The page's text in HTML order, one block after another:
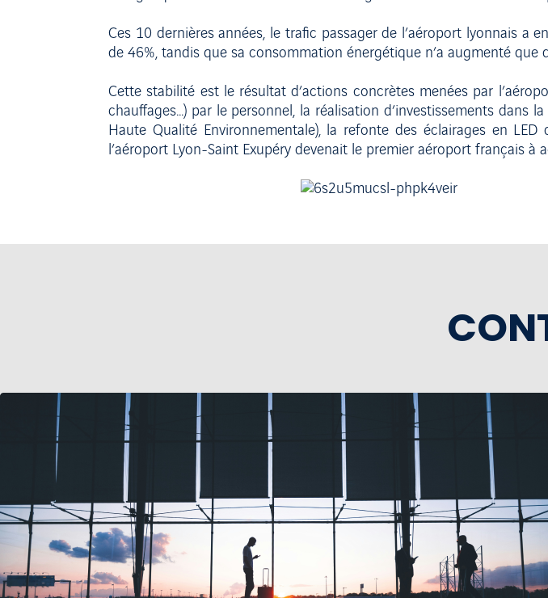
Ces 10 dernières années, le trafic passager de l’aéroport lyonnais
de 46%, tandis que sa consommation énergétique n’a augmenté que
Cette stabilité est le résultat d’actions concrètes menées par
chauffages...) par le personnel, la réalisation d’investissements
Haute Qualité Environnementale), la refonte des éclairages en
l’aéroport Lyon-Saint Exupéry devenait le premier aéroport français à